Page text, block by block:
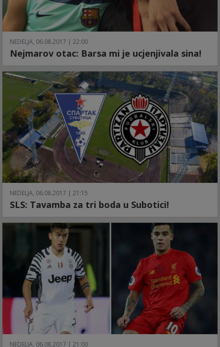
NEDELJA, 06.08.2017 | 22:00
Nejmarov otac: Barsa mi je ucjenjivala sina!
NEDELJA, 06.08.2017 | 21:15
SLS: Tavamba za tri boda u Subotici!
NEDELJA, 06.08.2017 | 21:00